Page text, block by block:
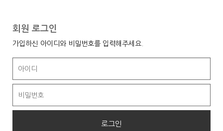
회원 로그인
가입하신 아이디와 비밀번호를 입력해주세요.
로그인